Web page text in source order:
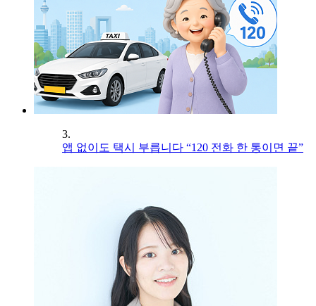
3.
앱 없이도 택시 부릅니다 “120 전화 한 통이면 끝”